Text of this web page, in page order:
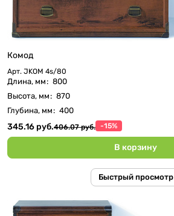
Комод
Арт. JKOM 4s/80
Длина, мм: 800
Высота, мм: 870
Глубина, мм: 400
345.16 руб.406.07 руб. -15%
В корзину
Быстрый просмотр